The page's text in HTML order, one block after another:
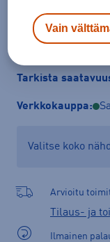
Tarkista
Verkkokauppa:
Valitse koko
Arvioitu
Tilaus- ja
Ilmainen
Vain